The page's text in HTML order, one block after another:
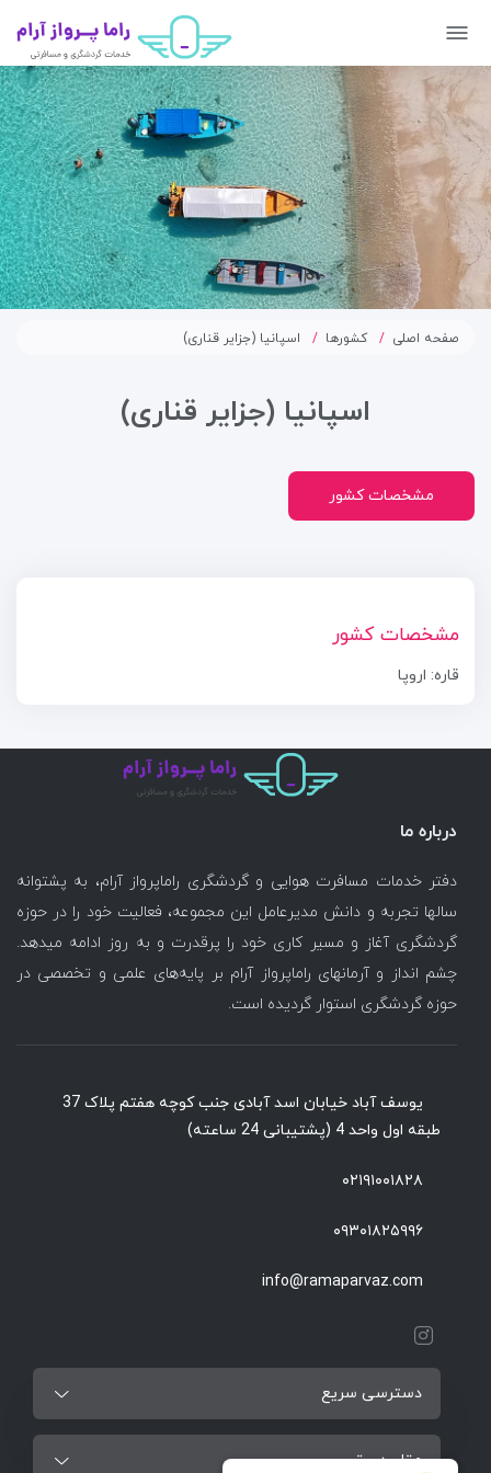
صفحه اصلی کشورها اسپانیا (جزایر قناری)
اسپانیا (جزایر قناری)
مشخصات کشور
مشخصات کشور
قاره: اروپا
درباره ما
دفتر خدمات مسافرت هوایی و گردشگری راماپرواز آرام، به پشتوانه
سالها تجربه و دانش مدیرعامل این مجموعه، فعالیت خود را در حوزه
گردشگری آغاز و مسیر کاری خود را پرقدرت و به روز ادامه میدهد.
چشم انداز و آرمانهای راماپرواز آرام بر پایه‌های علمی و تخصصی در
حوزه گردشگری استوار گردیده است.
یوسف آباد خیابان اسد آبادی جنب کوچه هفتم پلاک 37
طبقه اول واحد 4 (پشتیبانی 24 ساعته)
۰۲۱۹۱۰۰۱۸۲۸
۰۹۳۰۱۸۲۵۹۹۶
info@ramaparvaz.com
دسترسی سریع
مقاصد برتر